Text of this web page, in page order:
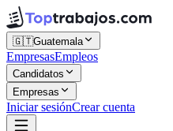
🇬🇹Guatemala
EmpresasEmpleos
Candidatos
Empresas
Iniciar sesiónCrear cuenta